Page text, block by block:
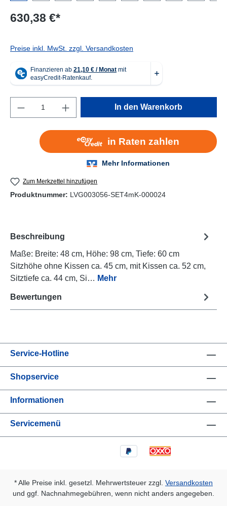
630,38 €*
Preise inkl. MwSt. zzgl. Versandkosten
Produkt Anzahl: Gib den gewünschten
In den Warenkorb
Zum Merkzettel hinzufügen
Produktnummer: LVG003056-SET4mK-000024
Beschreibung
Maße: Breite: 48 cm, Höhe: 98 cm, Tiefe: 60 cm
Sitzhöhe ohne Kissen ca. 45 cm, mit Kissen ca. 52 cm,
Sitztiefe ca. 44 cm, Si… Mehr
Bewertungen
Service-Hotline
Shopservice
Informationen
Servicemenü
* Alle Preise inkl. gesetzl. Mehrwertsteuer zzgl. Versandkosten
und ggf. Nachnahmegebühren, wenn nicht anders angegeben.